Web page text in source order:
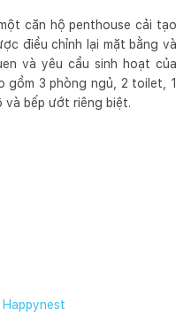
căn hộ penthouse cải tạo
điều chỉnh lại mặt bằng và
và yêu cầu sinh hoạt của
gồm 3 phòng ngủ, 2 toilet, 1
và bếp ướt riêng biệt.